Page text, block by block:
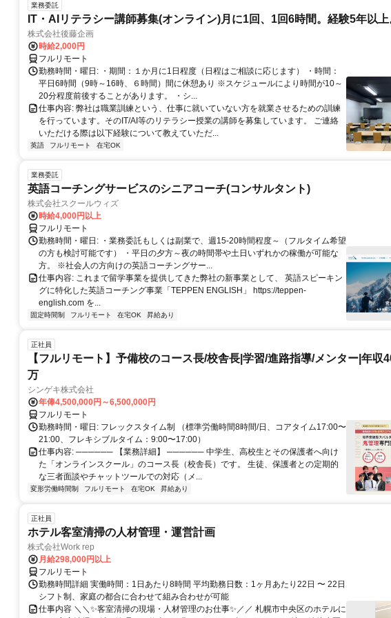
業務委託
IT・AIリテラシー講師募集(オンライン)月に1回、1回6時間。経験5年以上
株式会社後藤企画
時給2,000円
フルリモート
勤務時間・曜日: ・期間：１か月に1日程度（日程はご相談に応じます） ・時間：
平日6時間（9時～16時、６時間）間に休憩あり ※スケジュールにより時間が10～
20分程度前後することがあります。 ・シ...
仕事内容: 弊社は職業訓練という、仕事に就いていない方を就業させるための訓練
を行っています。そのIT/AI等のリテラシー授業の講師を募集しています。 ご連絡
いただける際は以下経験について教えていただ...
英語 フルリモート 在宅OK
業務委託
英語コーチングサービスのシニアコーチ(コンサルタント)
株式会社スクールウィズ
時給4,000円以上
フルリモート
勤務時間・曜日: ・業務委託もしくは副業で、週15-20時間程度～（フルタイム希望
の方も検討可能です） ・平日の夕方～夜の時間帯や土日いずれかの稼働が可能な
方。 ※社会人の方向けの英語コーチングサー...
仕事内容: これまで留学事業を提供してきた弊社の新事業として、 英語スピーキン
グに特化した英語コーチング事業「TEPPEN ENGLISH」 https://teppen-
english.com を...
固定時間制 フルリモート 在宅OK 昇給あり
正社員
【フルリモート】予備校のコース長/校舎長|学習/進路指導/メンター|年収
万
シンゲキ株式会社
年俸4,500,000円～6,500,000円
フルリモート
勤務時間・曜日: フレックスタイム制 （標準労働時間8時間/日、コアタイム17:00〜
21:00、フレキシブルタイム：9:00〜17:00）
仕事内容: ────── 【業務詳細】 ────── 中学生、高校生とその保護者へ向け
た「オンラインスクール」のコース長（校舎長）です。 生徒、保護者との定期的
な三者面談やチャットツールでの対応（メ...
変形労働時間制 フルリモート 在宅OK 昇給あり
正社員
ホテル客室清掃の人材管理・運営計画
株式会社Work rep
月給298,000円以上
フルリモート
勤務時間詳細 実働時間：1日あたり8時間 平均勤務日数：1ヶ月あたり22日 〜 22日
シフト制、家庭の都合に合わせて組み合わせが可能
仕事内容 ＼＼✨客室清掃の現場・人材管理のお仕事✨／／ 札幌市中央区のホテルに